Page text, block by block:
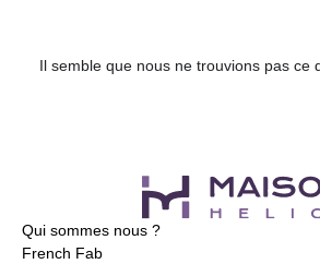
Il semble que nous ne trouvions pas ce
Qui sommes nous ?
French Fab